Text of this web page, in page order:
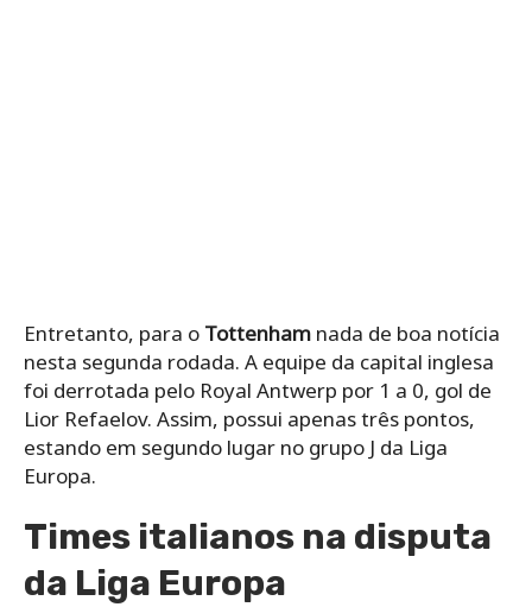
Entretanto, para o Tottenham nada de boa notícia
nesta segunda rodada. A equipe da capital inglesa
foi derrotada pelo Royal Antwerp por 1 a 0, gol de
Lior Refaelov. Assim, possui apenas três pontos,
estando em segundo lugar no grupo J da Liga
Europa.
Times italianos na disputa
da Liga Europa